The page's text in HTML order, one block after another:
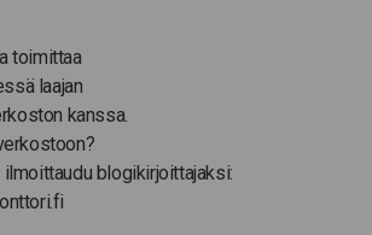
toimittaa
laajan
kanssa.
ilmoittaudu blogikirjoittajaksi: